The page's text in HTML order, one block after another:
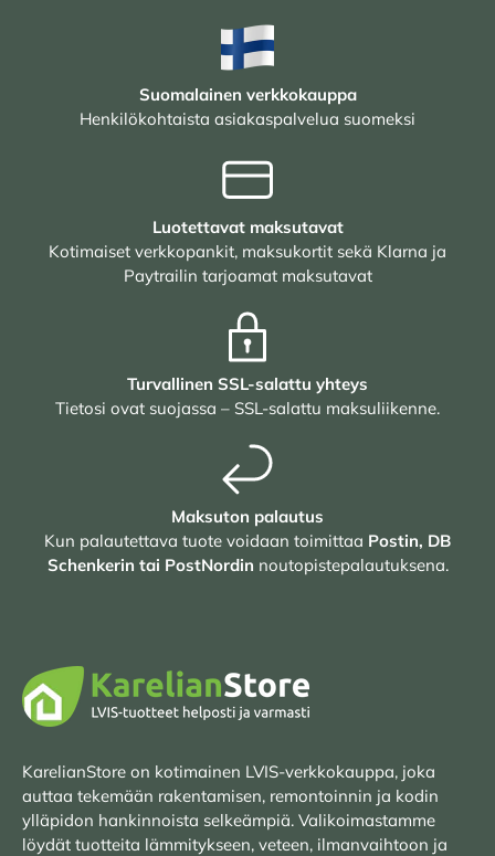
Suomalainen verkkokauppa
Henkilökohtaista asiakaspalvelua suomeksi
Luotettavat maksutavat
Kotimaiset verkkopankit, maksukortit sekä Klarna ja
Paytrailin tarjoamat maksutavat
Turvallinen SSL-salattu yhteys
Tietosi ovat suojassa – SSL-salattu maksuliikenne.
Maksuton palautus
Kun palautettava tuote voidaan toimittaa Postin, DB
Schenkerin tai PostNordin noutopistepalautuksena.
KarelianStore on kotimainen LVIS-verkkokauppa, joka
auttaa tekemään rakentamisen, remontoinnin ja kodin
ylläpidon hankinnoista selkeämpiä. Valikoimastamme
löydät tuotteita lämmitykseen, veteen, ilmanvaihtoon ja